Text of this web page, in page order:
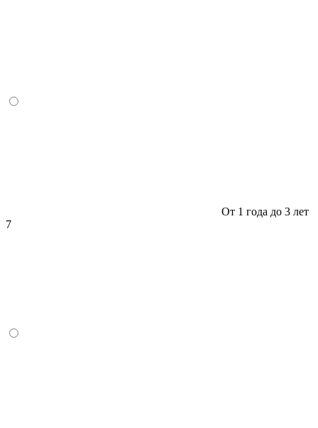
От 1 года до 3 лет
7